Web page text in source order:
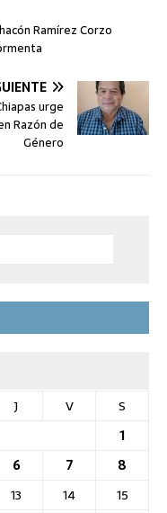
Ramírez Corzo
urge
Razón de
Género
J V
S
1
6 7
8
13 14
15